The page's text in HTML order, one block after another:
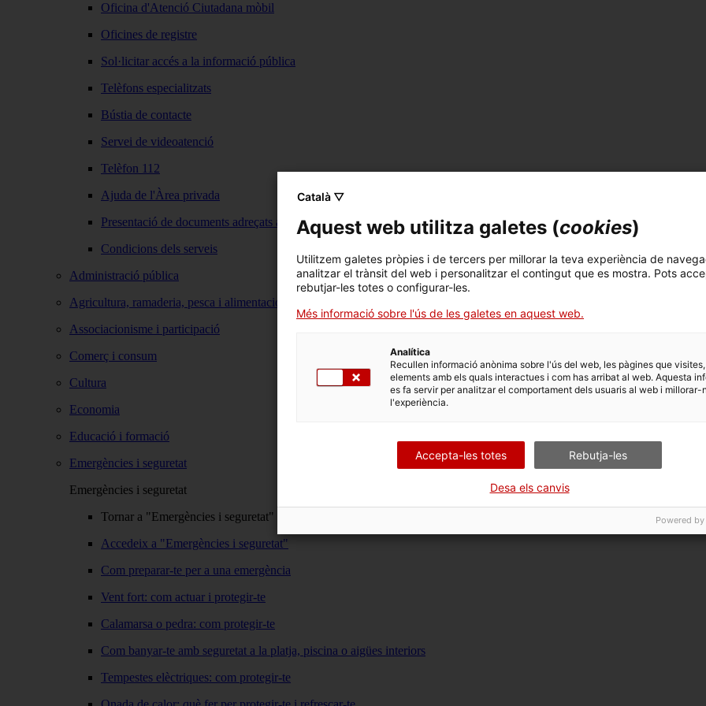
Oficina d'Atenció Ciutadana mòbil
Oficines de registre
Sol·licitar accés a la informació pública
Telèfons especialitzats
Bústia de contacte
Servei de videoatenció
Telèfon 112
Ajuda de l'Àrea privada
Presentació de documents adreçats a qualsevol administració pública
Condicions dels serveis
Administració pública
Agricultura, ramaderia, pesca i alimentació
Associacionisme i participació
Comerç i consum
Cultura
Economia
Educació i formació
Emergències i seguretat
Emergències i seguretat
Tornar a "Emergències i seguretat"
Accedeix a "Emergències i seguretat"
Com preparar-te per a una emergència
Vent fort: com actuar i protegir-te
Calamarsa o pedra: com protegir-te
Com banyar-te amb seguretat a la platja, piscina o aigües interiors
Tempestes elèctriques: com protegir-te
Català ▽
Aquest web utilitza galetes (cookies)
Utilitzem galetes pròpies i de tercers per millorar la teva experiència de
analitzar el trànsit del web i personalitzar el contingut que es mostra. Pots
rebutjar-les totes o configurar-les.
Més informació sobre l'ús de les galetes en aquest web.
Analítica
Recullen informació anònima sobre l'ús del web, les pàgines que
elements amb els quals interactues i com has arribat al web. Aquesta
es fa servir per analitzar el comportament dels usuaris al web i millorar-
l'experiència.
Accepta-les totes Rebutja-les
Desa els canvis
Powered by